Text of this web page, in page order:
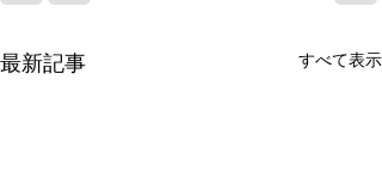
最新記事 すべて表示